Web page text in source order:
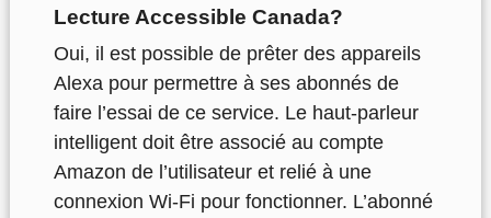
Lecture Accessible Canada?
Oui, il est possible de prêter des appareils
Alexa pour permettre à ses abonnés de
faire l’essai de ce service. Le haut-parleur
intelligent doit être associé au compte
Amazon de l’utilisateur et relié à une
connexion Wi-Fi pour fonctionner. L’abonné